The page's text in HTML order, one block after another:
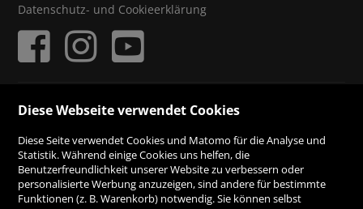
Datenschutz- und Cookieerklärung
ZAHLUNGSMÖGLICHKEITEN
Rechnung
Vorauskasse
Diese Webseite verwendet Cookies
Diese Seite verwendet Cookies und Matomo für die Analyse und
Statistik. Während einige Cookies uns helfen, die
Benutzerfreundlichkeit unserer Website zu verbessern oder
personalisierte Werbung anzuzeigen, sind andere für bestimmte
Funktionen (z. B. Warenkorb) notwendig. Sie können selbst